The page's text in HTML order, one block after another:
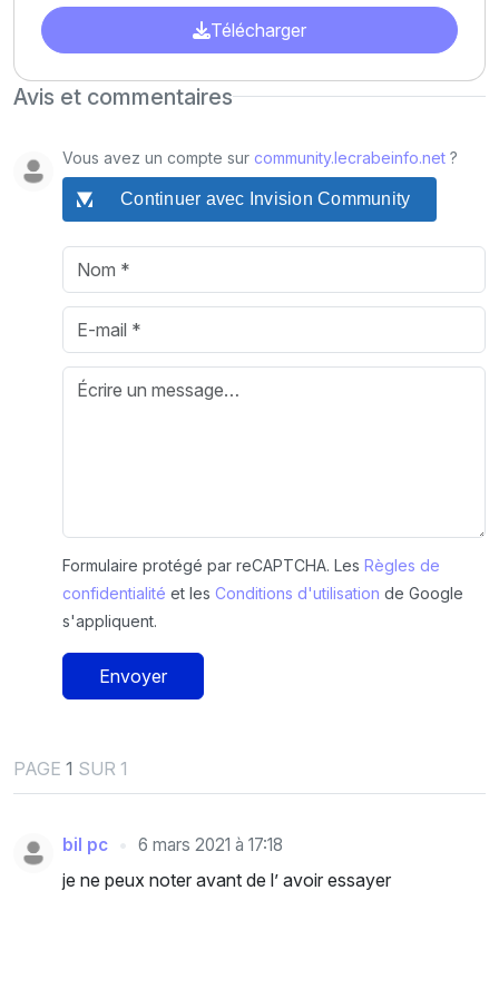
Télécharger
Avis et commentaires
Vous avez un compte sur community.lecrabeinfo.net ?
Continuer avec Invision Community
Formulaire protégé par reCAPTCHA. Les Règles de
confidentialité et les Conditions d'utilisation de Google
s'appliquent.
Envoyer
PAGE 1 SUR 1
bil pc 6 mars 2021 à 17:18
je ne peux noter avant de l’ avoir essayer